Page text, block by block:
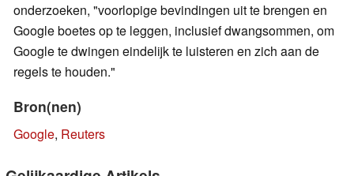
onderzoeken, "voorlopige bevindingen uit te brengen en
Google boetes op te leggen, inclusief dwangsommen, om
Google te dwingen eindelijk te luisteren en zich aan de
regels te houden."
Bron(nen)
Google, Reuters